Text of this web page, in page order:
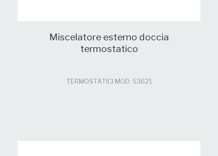
Miscelatore esterno doccia
termostatico
TERMOSTATICI MOD: 53621